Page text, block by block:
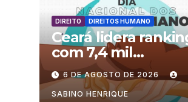
DIREITO DIREITOS HUMANO
Ceará lidera
com 7,4 mil
processos no país
6 DE AGOSTO DE 2026
SABINO HENRIQUE